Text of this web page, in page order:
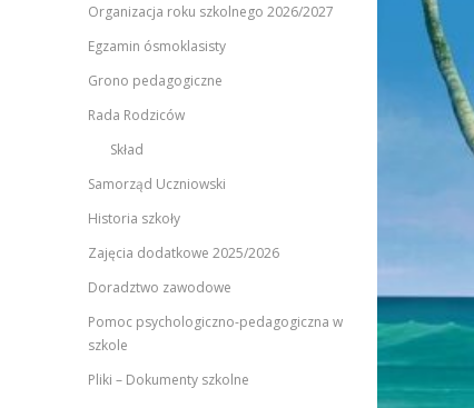
Organizacja roku szkolnego 2026/2027
Egzamin ósmoklasisty
Grono pedagogiczne
Rada Rodziców
Skład
Samorząd Uczniowski
Historia szkoły
Zajęcia dodatkowe 2025/2026
Doradztwo zawodowe
Pomoc psychologiczno-pedagogiczna w
szkole
Pliki – Dokumenty szkolne